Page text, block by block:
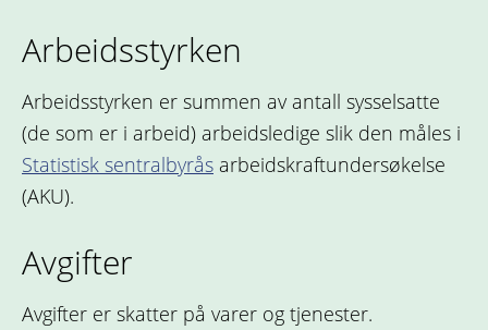
Arbeidsstyrken
Arbeidsstyrken er summen av antall sysselsatte
(de som er i arbeid) arbeidsledige slik den måles i
Statistisk sentralbyrås arbeidskraftundersøkelse
(AKU).
Avgifter
Avgifter er skatter på varer og tjenester.